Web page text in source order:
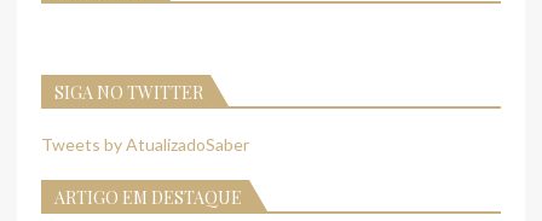
SIGA NO TWITTER
Tweets by AtualizadoSaber
ARTIGO EM DESTAQUE